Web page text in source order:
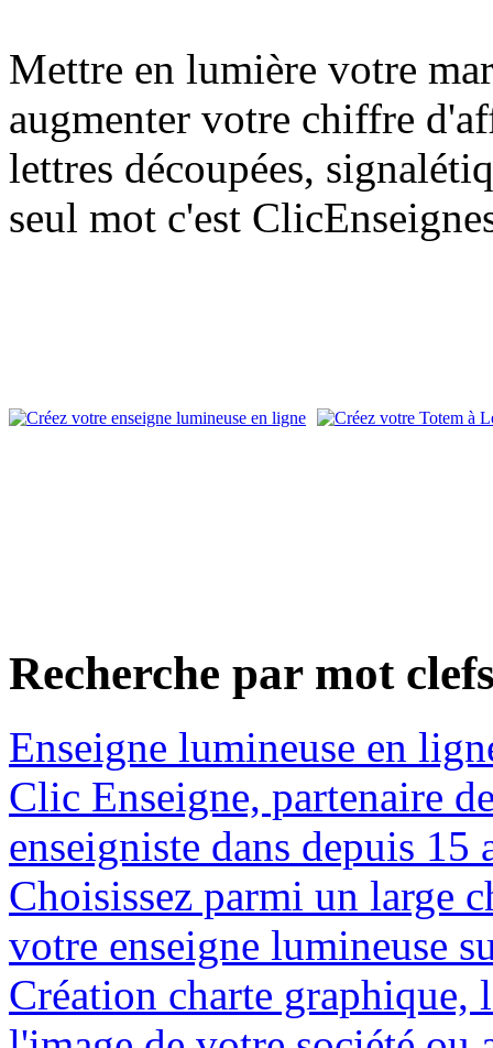
Mettre en lumière votre
augmenter votre chiffre
lettres découpées,
seul mot c'est
Recherche par mot
Enseigne lumineuse en
Clic Enseigne, partenaire
enseigniste dans depuis 15
Choisissez parmi un large
votre enseigne lumineuse
Création charte graphique,